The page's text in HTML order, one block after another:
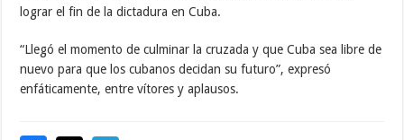
lograr el fin de la dictadura en Cuba.
“Llegó el momento de culminar la cruzada y que Cuba sea libre de
nuevo para que los cubanos decidan su futuro”, expresó
enfáticamente, entre vítores y aplausos.